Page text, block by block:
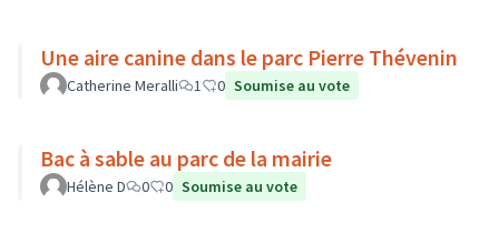
Une aire canine dans le parc Pierre Thévenin
Catherine Meralli 1 0 Soumise au vote
Bac à sable au parc de la mairie
Hélène D 0 0 Soumise au vote